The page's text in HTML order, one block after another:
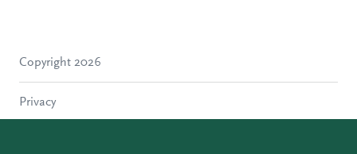
Molenlanden
Papendrecht
Copyright 2026
Privacy